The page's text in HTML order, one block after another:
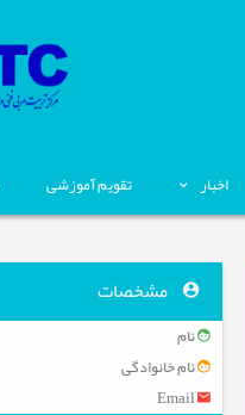
اخبار تقویم آموزشی
مشخصات
نام
نام خانوادگی